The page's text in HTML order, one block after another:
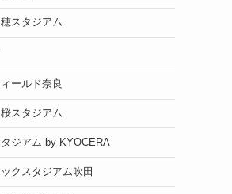
スタジアム
ールド奈良
スタジアム
ジアム by KYOCERA
クスタジアム吹田